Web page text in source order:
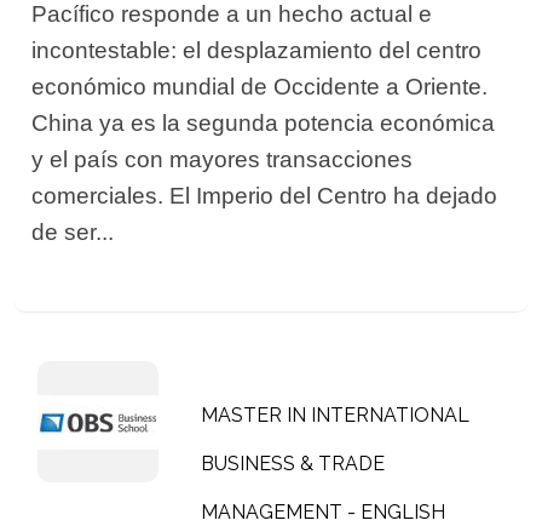
Pacífico responde a un hecho actual e
incontestable: el desplazamiento del centro
económico mundial de Occidente a Oriente.
China ya es la segunda potencia económica
y el país con mayores transacciones
comerciales. El Imperio del Centro ha dejado
de ser...
MASTER IN INTERNATIONAL
BUSINESS & TRADE
MANAGEMENT - ENGLISH